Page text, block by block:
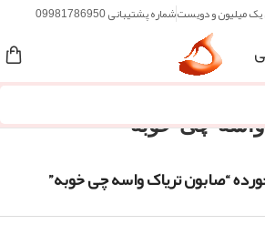
یک میلیون و دویستشماره پشتیبانی 09981786950
چی خوبه
“صابون تریاک واسه چی خوبه”